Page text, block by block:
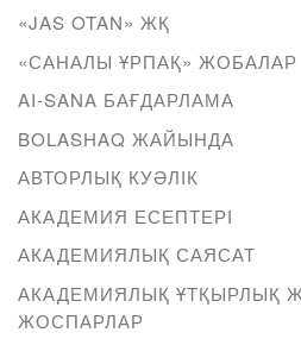
«JAS OTAN» ЖҚ
«САНАЛЫ ҰРПАҚ» ЖОБАЛАР
AI-SANA БАҒДАРЛАМА
BOLASHAQ ЖАЙЫНДА
АВТОРЛЫҚ КУӘЛІК
АКАДЕМИЯ ЕСЕПТЕРІ
АКАДЕМИЯЛЫҚ САЯСАТ
АКАДЕМИЯЛЫҚ ҰТҚЫРЛЫҚ
ЖОСПАРЛАР